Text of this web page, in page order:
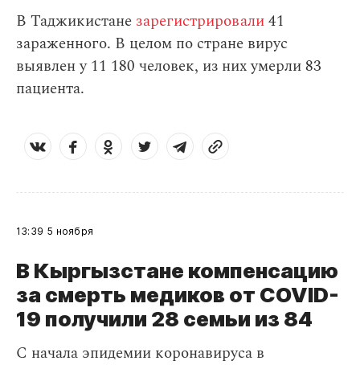
В Таджикистане зарегистрировали41
зараженного. В целом по стране вирус
выявлен у 11 180 человек, из них умерли 83
пациента.
13:39 5 ноября
В Кыргызстане компенсацию
за смерть медиков от COVID-
19 получили 28 семьи из 84
С начала эпидемии коронавируса в